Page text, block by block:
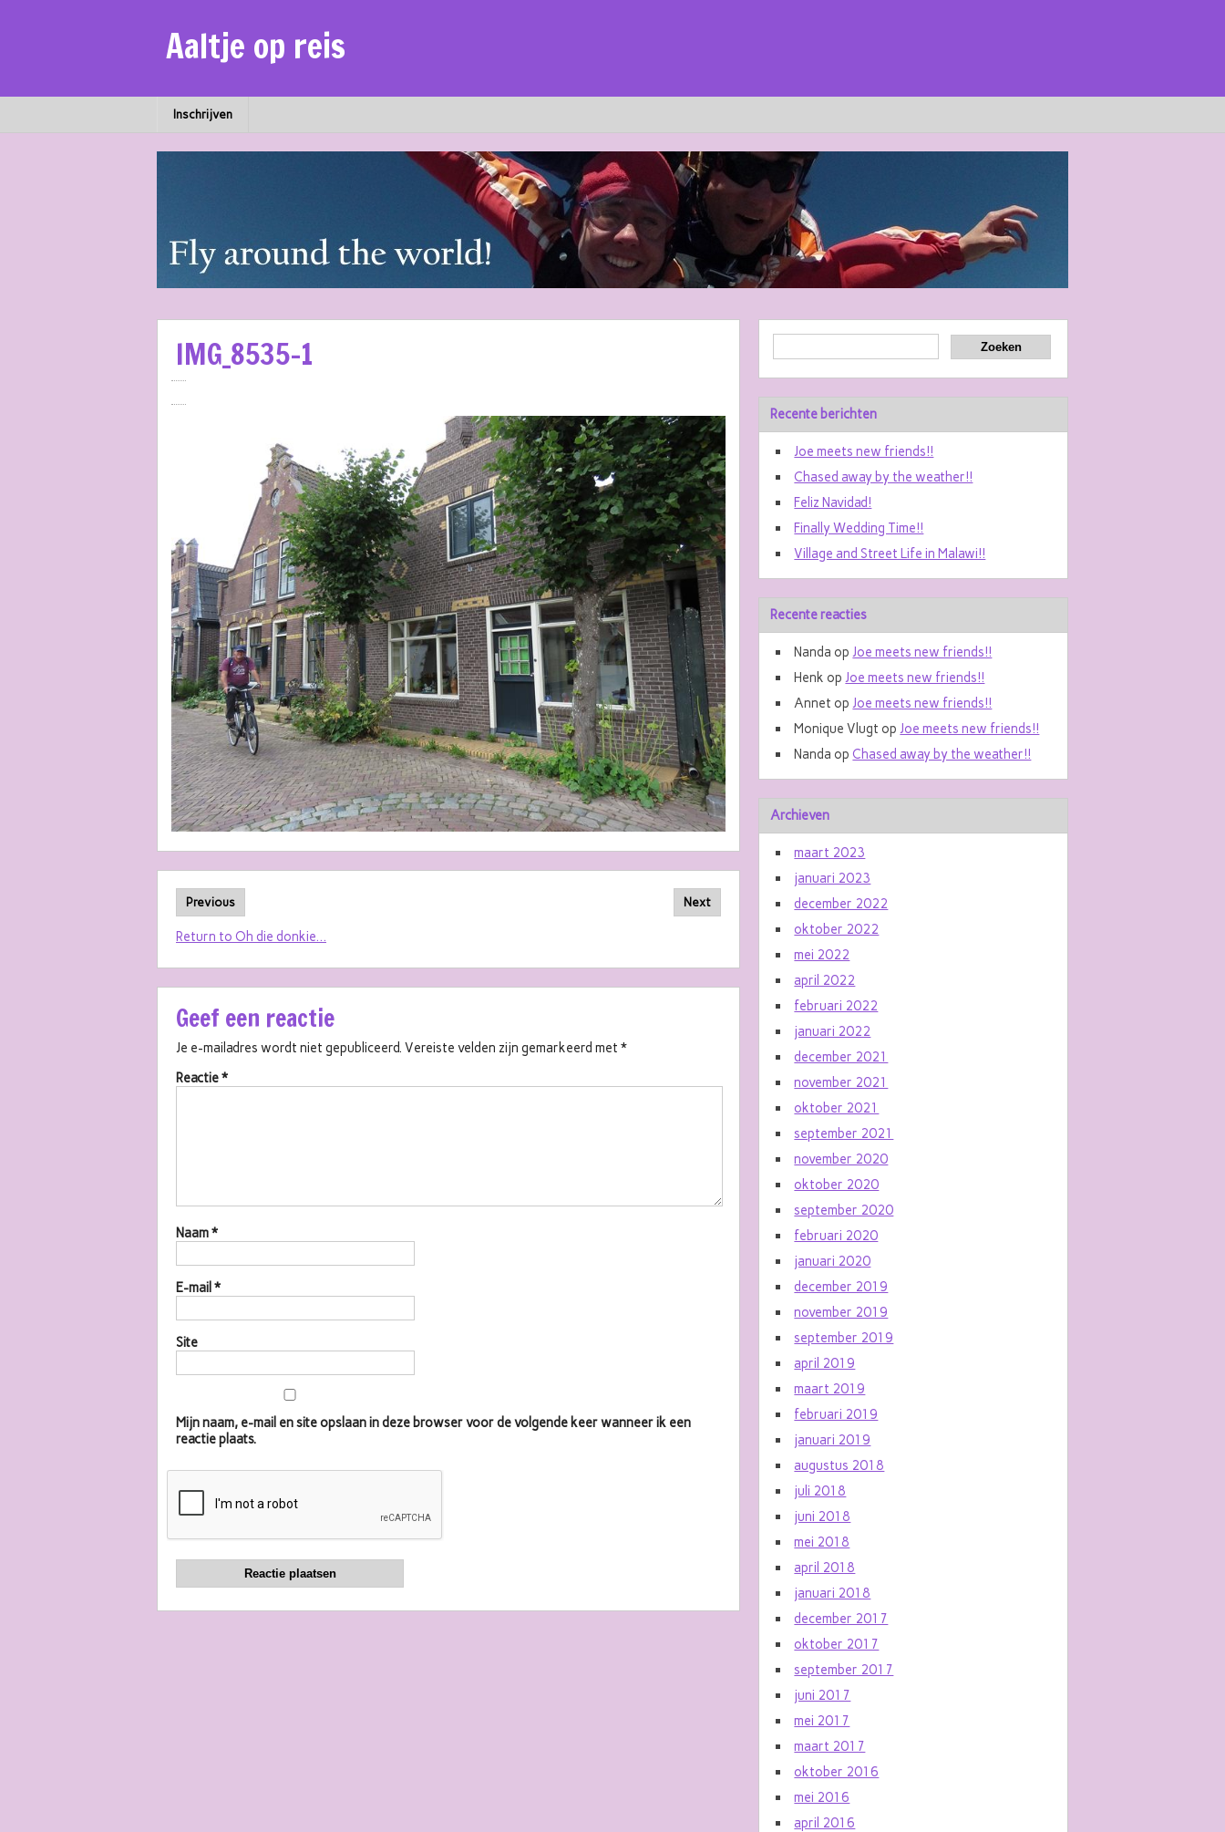
Aaltje op reis
Inschrijven
IMG_8535-1
Previous Next
Return to Oh die donkie…
Geef een reactie
Je e-mailadres wordt niet gepubliceerd. Vereiste velden zijn gemarkeerd met *
Reactie*
Naam*
E-mail *
Site
Mijn naam, e-mail en site opslaan in deze browser voor de volgende keer wanneer ik een
reactie plaats.
Recente berichten
Joe meets new friends!!
Chased away by the weather!!
Feliz Navidad!
Finally Wedding Time!!
Village and Street Life in Malawi!!
Recente reacties
Nanda opJoe meets new friends!!
Henk opJoe meets new friends!!
Annet opJoe meets new friends!!
Monique Vlugt opJoe meets new friends!!
Nanda opChased away by the weather!!
Archieven
maart 2023
januari 2023
december 2022
oktober 2022
mei 2022
april 2022
februari 2022
januari 2022
december 2021
november 2021
oktober 2021
september 2021
november 2020
oktober 2020
september 2020
februari 2020
januari 2020
december 2019
november 2019
september 2019
april 2019
maart 2019
februari 2019
januari 2019
augustus 2018
juli 2018
juni 2018
mei 2018
april 2018
januari 2018
december 2017
oktober 2017
september 2017
juni 2017
mei 2017
maart 2017
oktober 2016
mei 2016
april 2016